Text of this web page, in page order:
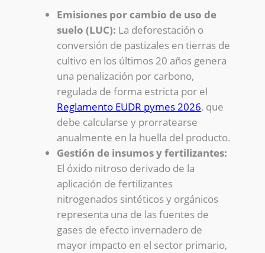
Emisiones por cambio de uso de
suelo (LUC): La deforestación o
conversión de pastizales en tierras de
cultivo en los últimos 20 años genera
una penalización por carbono,
regulada de forma estricta por el
Reglamento EUDR pymes 2026, que
debe calcularse y prorratearse
anualmente en la huella del producto.
Gestión de insumos y fertilizantes:
El óxido nitroso derivado de la
aplicación de fertilizantes
nitrogenados sintéticos y orgánicos
representa una de las fuentes de
gases de efecto invernadero de
mayor impacto en el sector primario,